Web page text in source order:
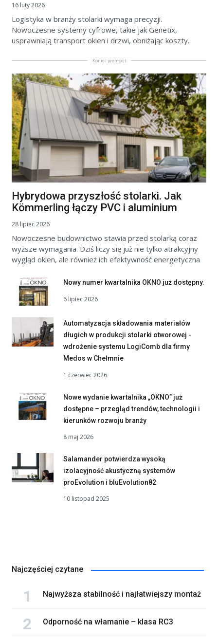
16 luty 2026
Logistyka w branży stolarki wymaga precyzji.
Nowoczesne systemy cyfrowe, takie jak Genetix,
usprawniają transport okien i drzwi, obniżając koszty.
Koniec promocji
Hybrydowa przyszłość stolarki. Jak
Kömmerling łączy PVC i aluminium
28 lipiec 2026
Nowoczesne budownictwo stawia przed stolarką coraz
wyższe wymagania. Dziś liczy się już nie tylko atrakcyjny
wygląd okien, ale również ich efektywność energetyczna
Nowy numer kwartalnika OKNO już dostępny.
6 lipiec 2026
Automatyzacja składowania materiałów
długich w produkcji stolarki otworowej -
wdrożenie systemu LogiComb dla firmy
Medos w Chełmnie
1 czerwiec 2026
Nowe wydanie kwartalnika „OKNO” już
dostępne – przegląd trendów, technologii i
kierunków rozwoju branży
8 maj 2026
Salamander potwierdza wysoką
izolacyjność akustyczną systemów
proEvolution i bluEvolution82
10 listopad 2025
Najczęściej czytane
Najwyższa stabilność i najłatwiejszy montaż
Odporność na włamanie – klasa RC3